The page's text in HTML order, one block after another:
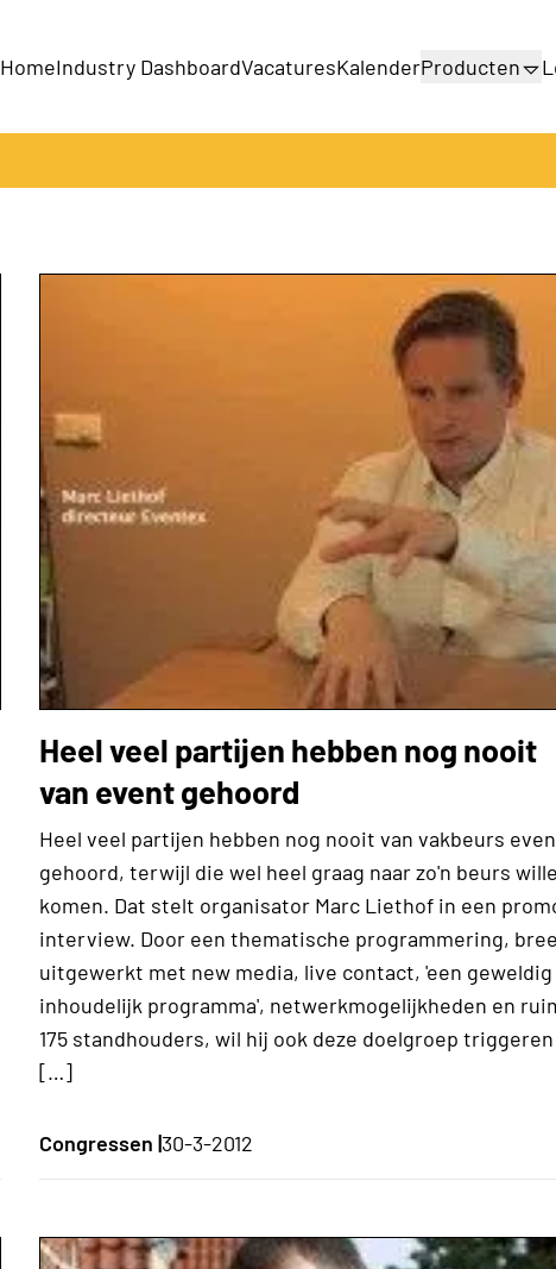
HomeIndustry DashboardVacaturesKalenderProducten
Productengids
Heel veel partijen hebben nog nooit
van event gehoord
Heel veel partijen hebben nog nooit van vakbeurs
gehoord, terwijl die wel heel graag naar zo'n beurs
komen. Dat stelt organisator Marc Liethof in een
interview. Door een thematische programmering,
uitgewerkt met new media, live contact, 'een geweldig
inhoudelijk programma', netwerkmogelijkheden en
175 standhouders, wil hij ook deze doelgroep
[…]
Congressen |30-3-2012